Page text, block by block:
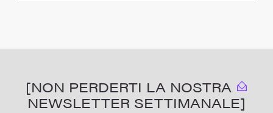
[NON PERDERTI LA NOSTRA
NEWSLETTER SETTIMANALE]